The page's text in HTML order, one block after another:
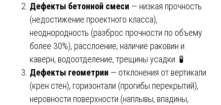
Дефекты бетонной смеси — низкая прочность
(недостижение проектного класса),
неоднородность (разброс прочности по объему
более 30%), расслоение, наличие раковин и
каверн, водоотделение, трещины усадки. 🧪
Дефекты геометрии — отклонения от вертикали
(крен стен), горизонтали (прогибы перекрытий),
неровности поверхности (наплывы, впадины,